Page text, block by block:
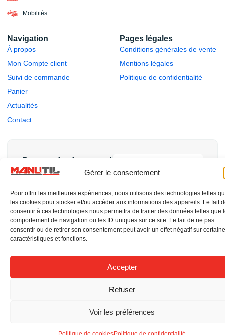
Gérer le consentement
Pour offrir les meilleures expériences, nous utilisons des technologies telles
les cookies pour stocker et/ou accéder aux informations des appareils. Le fait
consentir à ces technologies nous permettra de traiter des données telles que
comportement de navigation ou les ID uniques sur ce site. Le fait de ne pas
consentir ou de retirer son consentement peut avoir un effet négatif sur
caractéristiques et fonctions.
Accepter
Refuser
Voir les préférences
Mobilités
Navigation
À propos
Mon Compte client
Suivi de commande
Panier
Actualités
Contact
Pages légales
Conditions générales de vente
Mentions légales
Politique de confidentialité
Demande de rappel
Être rappelé
Copyrights MANUTIL - Tous droits réservés